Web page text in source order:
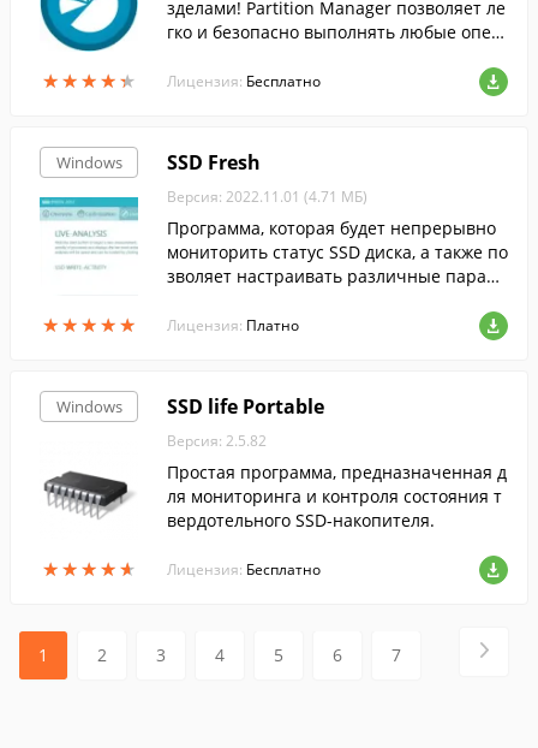
★★★★★
★★★★★
зделами! Partition Manager позволяет ле
гко и безопасно выполнять любые опер
Лицензия: Бесплатно
Windows
★★★★★
★★★★★
SSD Fresh
Версия: 2022.11.01 (4.71 МБ)
Программа, которая будет непрерывно
мониторить статус SSD диска, а также по
зволяет настраивать различные параме
одительность и увеличить срок службы.
Лицензия: Платно
Windows
★★★★★
★★★★★
SSD life Portable
Версия: 2.5.82
Простая программа, предназначенная д
ля мониторинга и контроля состояния т
вердотельного SSD-накопителя.
Лицензия: Бесплатно
1 2 3 4 5 6 7